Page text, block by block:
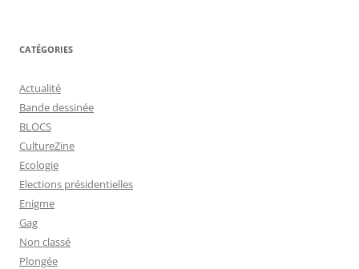
CATÉGORIES
Actualité
Bande dessinée
BLOCS
CultureZine
Ecologie
Elections présidentielles
Enigme
Gag
Non classé
Plongée